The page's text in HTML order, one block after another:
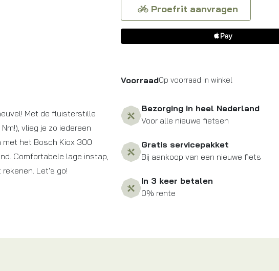
Met de fluisterstille
vlieg je zo iedereen
met het Bosch Kiox 300
Comfortabele lage instap,
Let's go!
Proefrit aanvragen
VoorraadOp voorraad in winkel
Bezorging in heel Nederland
Voor alle nieuwe fietsen
Gratis servicepakket
Bij aankoop van een nieuwe fiets
In 3 keer betalen
0% rente